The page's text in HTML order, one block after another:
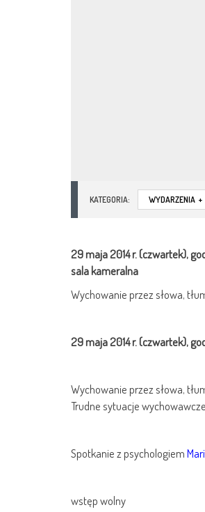
KATEGORIA: WYDARZENIA +
29 maja2014 r.(czwartek),
sala kameralna
Wychowanie przez słowa,
29 maja2014 r.(czwartek),
Wychowanie przez słowa,
Trudne sytuacje
Spotkanie z psychologiem
wstęp wolny